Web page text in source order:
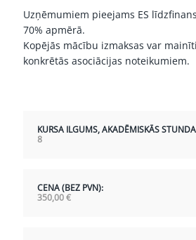
Uzņēmumiem pieejams ES
70% apmērā.
Kopējās mācību izmaksas var
konkrētās asociācijas noteikumiem.
KURSA ILGUMS, AKADĒMISKĀS
8
CENA (BEZ PVN):
350,00€